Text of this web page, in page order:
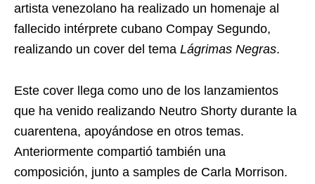
artista venezolano ha realizado un homenaje al
fallecido intérprete cubano Compay Segundo,
realizando un cover del tema Lágrimas Negras.
Este cover llega como uno de los lanzamientos
que ha venido realizando Neutro Shorty durante la
cuarentena, apoyándose en otros temas.
Anteriormente compartió también una
composición, junto a samples de Carla Morrison.